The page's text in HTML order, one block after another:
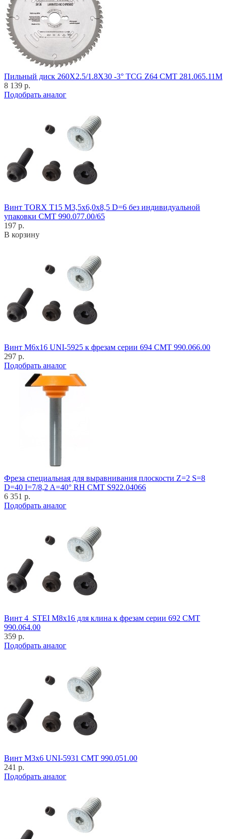
Пильный диск 260X2.5/1.8X30 -3° TCG Z64 CMT 281.065.11M
8 139 р.
Подобрать аналог
Винт TORX T15 M3,5x6,0x8,5 D=6 без индивидуальной
упаковки CMT 990.077.00/65
197 р.
В корзину
Винт M6x16 UNI-5925 к фрезам серии 694 CMT 990.066.00
297 р.
Подобрать аналог
Фреза специальная для выравнивания плоскости Z=2 S=8
D=40 I=7/8,2 A=40° RH CMT S922.04066
6 351 р.
Подобрать аналог
Винт 4_STEI M8x16 для клина к фрезам серии 692 CMT
990.064.00
359 р.
Подобрать аналог
Винт M3x6 UNI-5931 CMT 990.051.00
241 р.
Подобрать аналог